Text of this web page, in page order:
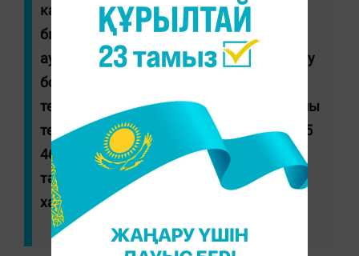
карталарына түскен қаражат ATAIX
биржасындағы криптоәмияндарға
аударылған. Цифрлық активтерді өткізу
бойынша операция сомасы 3,5 млрд
теңгеден асты. Тінту барысында 46 ұялы
телефон, 92 банк картасы, сондай-ақ, 25
463 USDT көлеміндегі криптоактив
тәркіленді", - деп жазылған ҚМА
хабарламасында.